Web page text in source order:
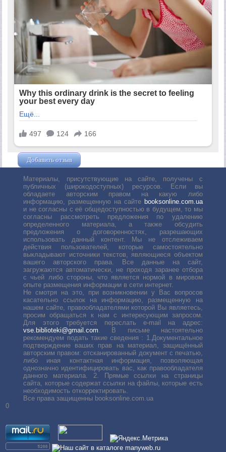
Добавить отзыв
Материалы, присутствующие на сайте, получены с
публичных (широкодоступных) ресурсов. Если вы
обладаете авторским правом на какую либо
информацию, размещенную на сайте booksonline.com.ua
и не согласны с её общедоступностью в будущем, то мы
согласны рассмотреть предложения по удалению
определенного материала, а также обсудить
предложения о договоренностях, разрешающих
использовать данный контент. Мы не отслеживаем
действия пользователей, которые самостоятельно
выкладывают источники текстов, являющиеся объектом
вашего авторского права. Все данные на сайт,
загружаются автоматически, не проходя заранее отбора
с чьей либо стороны, что является нормой в мировом
опыте размещения информации в сети интернет.
Не смотря на это, при возникновении у Вас вопросов
касательно ссылок на информацию, размещенную на
нашем сайте, правообладателями которой Вы являетесь,
просим обращаться к нам с интересующим запросом.
Для этого требуется переслать е-mail на адрес:
vse.biblioteki@gmail.com. В письме настоятельно
рекомендуем подать такие сведения : 1.Документальное
подтверждение ваших прав на материал, защищённый
авторским правом: отсканированный документ с печатью,
либо иная контактная информация, позволяющая
однозначно идентифицировать вас, как правообладателя
данного материала. 2. Прямые ссылки на страницы
сайта, которые содержат ссылки на файлы, которые есть
необходимость откорректировать.
Все права защищенны booksonline.com.ua
0